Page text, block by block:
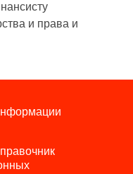
и права и